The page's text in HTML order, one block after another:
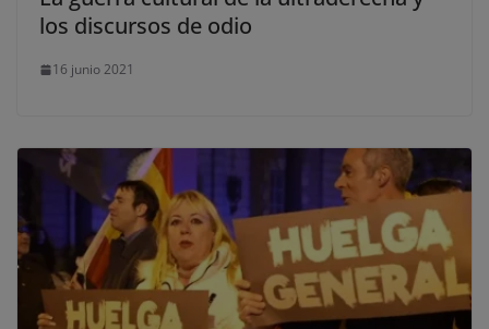
los discursos de odio
16 junio 2021